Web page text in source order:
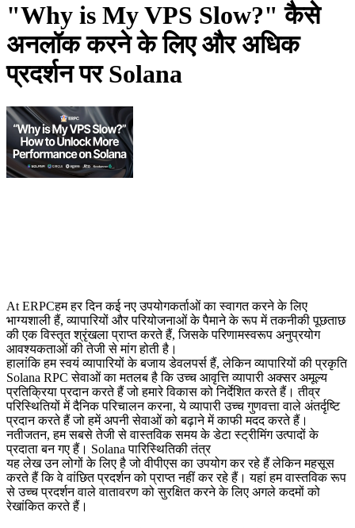
"Why is My VPS Slow?" कैसे
अनलॉक करने के लिए और अधिक
प्रदर्शन पर Solana
At ERPCहम हर दिन कई नए उपयोगकर्ताओं का स्वागत करने के लिए
भाग्यशाली हैं, व्यापारियों और परियोजनाओं के पैमाने के रूप में तकनीकी पूछताछ
की एक विस्तृत श्रृंखला प्राप्त करते हैं, जिसके परिणामस्वरूप अनुप्रयोग
आवश्यकताओं की तेजी से मांग होती है।
हालांकि हम स्वयं व्यापारियों के बजाय डेवलपर्स हैं, लेकिन व्यापारियों की प्रकृति
Solana RPC सेवाओं का मतलब है कि उच्च आवृत्ति व्यापारी अक्सर अमूल्य
प्रतिक्रिया प्रदान करते हैं जो हमारे विकास को निर्देशित करते हैं। तीव्र
परिस्थितियों में दैनिक परिचालन करना, ये व्यापारी उच्च गुणवत्ता वाले अंतर्दृष्टि
प्रदान करते हैं जो हमें अपनी सेवाओं को बढ़ाने में काफी मदद करते हैं।
नतीजतन, हम सबसे तेजी से वास्तविक समय के डेटा स्ट्रीमिंग उत्पादों के
प्रदाता बन गए हैं। Solana पारिस्थितिकी तंत्र
यह लेख उन लोगों के लिए है जो वीपीएस का उपयोग कर रहे हैं लेकिन महसूस
करते हैं कि वे वांछित प्रदर्शन को प्राप्त नहीं कर रहे हैं। यहां हम वास्तविक रूप
से उच्च प्रदर्शन वाले वातावरण को सुरक्षित करने के लिए अगले कदमों को
रेखांकित करते हैं।